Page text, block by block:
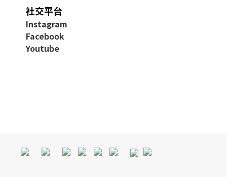
社交平台
Instagram
Facebook
Youtube